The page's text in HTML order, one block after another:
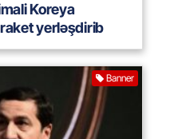
Koreya
yerləşdirib
Banner